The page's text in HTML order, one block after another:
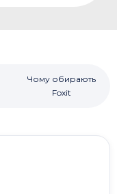
Чому обирають
Foxit